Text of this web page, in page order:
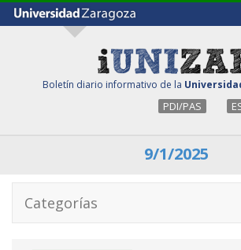
Boletín diario informativo de la
PDI/PAS
9/1/2025
Categorías